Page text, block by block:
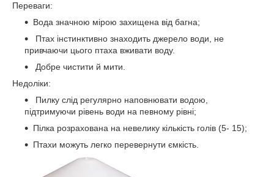
Переваги:
Вода значною мірою захищена від багна;
Птах інстинктивно знаходить джерело води, не
привчаючи цього птаха вживати воду.
Добре чистити й мити.
Недоліки:
Пилку слід регулярно наповнювати водою,
підтримуючи рівень води на певному рівні;
Пілка розрахована на невелику кількість голів (5- 15);
Птахи можуть легко перевернути ємкість.